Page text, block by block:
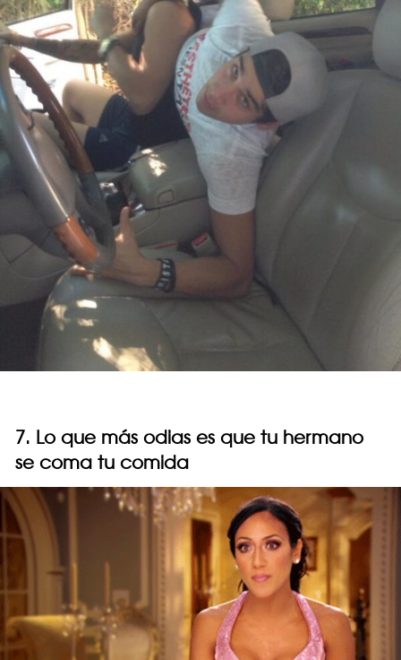
7. Lo que más odias es que tu hermano
se coma tu comida